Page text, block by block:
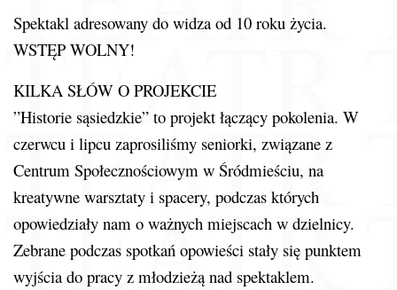
Spektakl adresowany do widza od 10 roku życia.
WSTĘP WOLNY!
KILKA SŁÓW O PROJEKCIE
”Historie sąsiedzkie” to projekt łączący pokolenia. W
czerwcu i lipcu zaprosiliśmy seniorki, związane z
Centrum Społecznościowym w Śródmieściu, na
kreatywne warsztaty i spacery, podczas których
opowiedziały nam o ważnych miejscach w dzielnicy.
Zebrane podczas spotkań opowieści stały się punktem
wyjścia do pracy z młodzieżą nad spektaklem.